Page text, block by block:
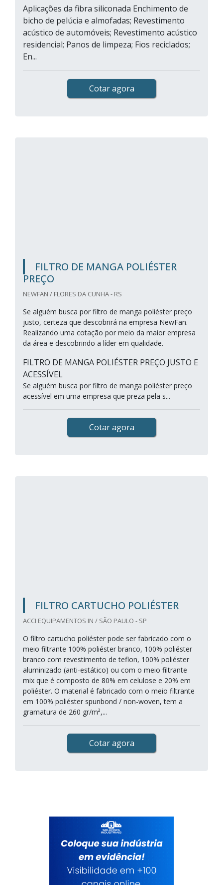
Aplicações da fibra siliconada Enchimento de
bicho de pelúcia e almofadas; Revestimento
acústico de automóveis; Revestimento acústico
residencial; Panos de limpeza; Fios reciclados;
En...
Cotar agora
FILTRO DE MANGA POLIÉSTER
PREÇO
NEWFAN / FLORES DA CUNHA - RS
Se alguém busca por filtro de manga poliéster preço
justo, certeza que descobrirá na empresa NewFan.
Realizando uma cotação por meio da maior empresa
da área e descobrindo a líder em qualidade.
FILTRO DE MANGA POLIÉSTER PREÇO JUSTO E
ACESSÍVEL
Se alguém busca por filtro de manga poliéster preço
acessível em uma empresa que preza pela s...
Cotar agora
FILTRO CARTUCHO POLIÉSTER
ACCI EQUIPAMENTOS IN / SÃO PAULO - SP
O filtro cartucho poliéster pode ser fabricado com o
meio filtrante 100% poliéster branco, 100% poliéster
branco com revestimento de teflon, 100% poliéster
aluminizado (anti-estático) ou com o meio filtrante
mix que é composto de 80% em celulose e 20% em
poliéster. O material é fabricado com o meio filtrante
em 100% poliéster spunbond / non-woven, tem a
gramatura de 260 gr/m²,...
Cotar agora